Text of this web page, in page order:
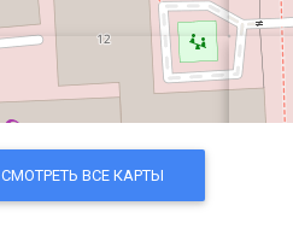
СМОТРЕТЬ ВСЕ КАРТЫ